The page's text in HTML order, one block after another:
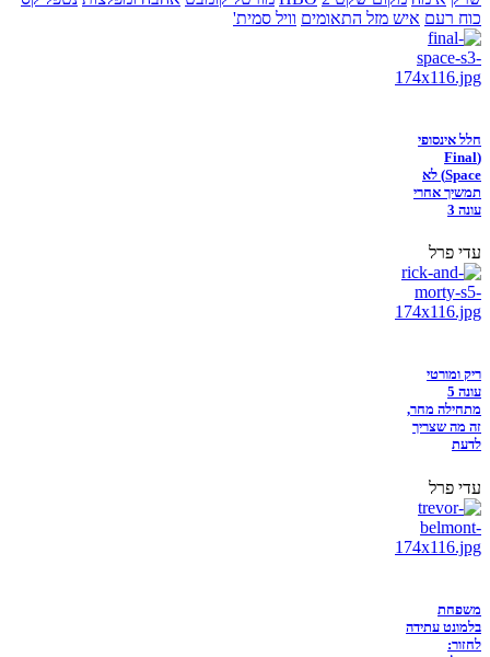
כוח רעם איש מזל התאומים וויל סמית'
חלל אינסופי
(Final
Space) לא
תמשיך אחרי
עונה 3
עדי פרל
ריק ומורטי
עונה 5
מתחילה מחר,
זה מה שצריך
לדעת
עדי פרל
משפחת
בלמונט עתידה
לחזור: